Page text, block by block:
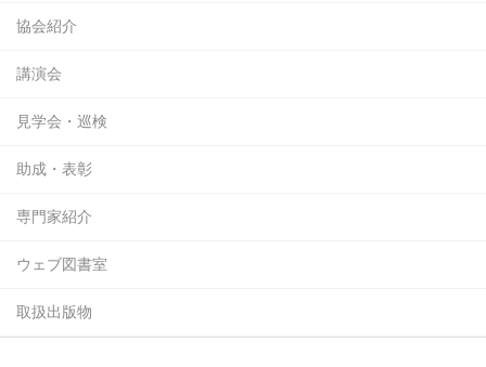
協会紹介
講演会
見学会・巡検
助成・表彰
専門家紹介
ウェブ図書室
取扱出版物